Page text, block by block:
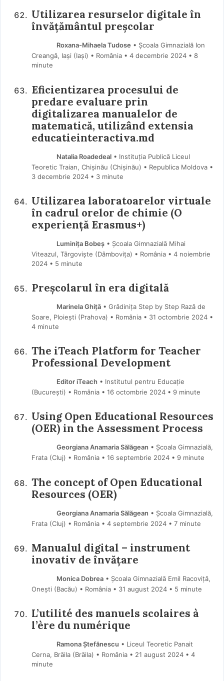
Utilizarea resurselor digitale în
învățământul preșcolar
Roxana-Mihaela Tudose • Școala Gimnazială Ion
Creangă, Iași (Iaşi) • România
4 decembrie 2024 • 8
minute
Eficientizarea procesului de
predare evaluare prin
digitalizarea manualelor de
matematică, utilizând extensia
educatieinteractiva.md
Natalia Roadedeal• Instituția Publică Liceul
Teoretic Traian, Chișinău (Chişinău) • Republica Moldova
3 decembrie 2024 • 3 minute
Utilizarea laboratoarelor virtuale
în cadrul orelor de chimie (O
experiență Erasmus+)
Luminița Bobeș• Școala Gimnazială Mihai
Viteazul, Târgoviște (Dâmboviţa) • România
4 noiembrie
2024 • 5 minute
Preșcolarul în era digitală
Marinela Ghiţă• Grădinița Step by Step Rază de
Soare, Ploiești (Prahova) • România
31 octombrie 2024 •
4 minute
The iTeach Platform for Teacher
Professional Development
Editor iTeach • Institutul pentru Educație
(Bucureşti) • România
16 octombrie 2024 • 9 minute
Using Open Educational Resources
(OER) in the Assessment Process
Georgiana Anamaria Sălăgean • Școala Gimnazială,
Frata (Cluj) • România
16 septembrie 2024 • 9 minute
The concept of Open Educational
Resources (OER)
Georgiana Anamaria Sălăgean • Școala Gimnazială,
Frata (Cluj) • România
4 septembrie 2024 • 7 minute
Manualul digital – instrument
inovativ de învățare
Monica Dobrea• Școala Gimnazială Emil Racoviță,
Onești (Bacău) • România
31 august 2024 • 5 minute
L’utilité des manuels scolaires à
l’ère du numérique
Ramona Ştefănescu • Liceul Teoretic Panait
Cerna, Brăila (Brăila) • România
21 august 2024 • 4
minute